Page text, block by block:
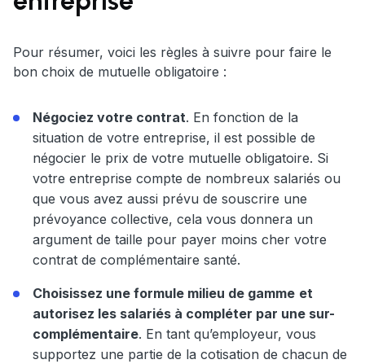
Pour résumer, voici les règles à suivre pour faire le
bon choix de mutuelle obligatoire :
Négociez votre contrat. En fonction de la
situation de votre entreprise, il est possible de
négocier le prix de votre mutuelle obligatoire. Si
votre entreprise compte de nombreux salariés ou
que vous avez aussi prévu de souscrire une
prévoyance collective, cela vous donnera un
argument de taille pour payer moins cher votre
contrat de complémentaire santé.
Choisissez une formule milieu de gamme et
autorisez les salariés à compléter par une sur-
complémentaire. En tant qu’employeur, vous
supportez une partie de la cotisation de chacun de